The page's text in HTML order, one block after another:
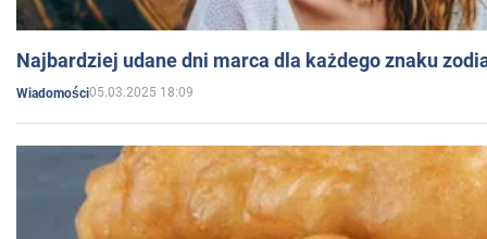
Najbardziej udane dni marca dla każdego znaku
Wiadomości05.03.2025 18:09